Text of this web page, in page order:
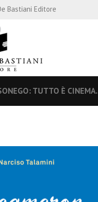
Bastiani Editore
TUTTO È CINEMA.